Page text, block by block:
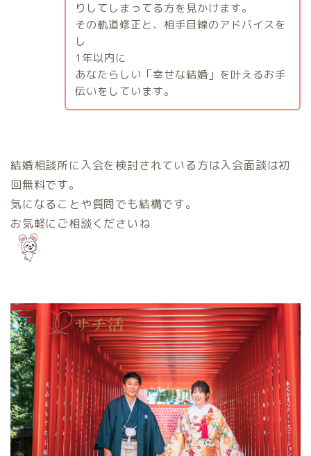
りしてしまってる方を見かけます。
その軌道修正と、相手目線のアドバイスを
し
1 年以内に
あなたらしい「幸せな結婚」を叶えるお手
伝いをしています。
結婚相談所に入会を検討されている方は入会面談は初
回無料です。
気になることや質問でも結構です。
お気軽にご相談くださいね